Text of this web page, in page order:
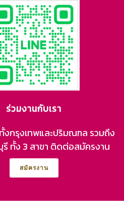
ร่วมงานกับเรา
งกรุงเทพและปริมณฑล รวมถึง
รี ทั้ง 3 สาขา ติดต่อสมัครงาน
สมัครงาน